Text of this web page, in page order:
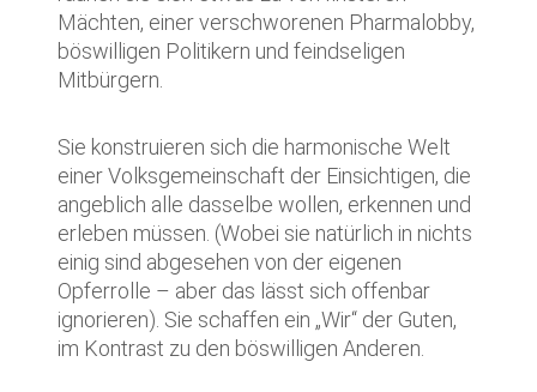
Mächten, einer verschworenen Pharmalobby,
böswilligen Politikern und feindseligen
Mitbürgern.
Sie konstruieren sich die harmonische Welt
einer Volksgemeinschaft der Einsichtigen, die
angeblich alle dasselbe wollen, erkennen und
erleben müssen. (Wobei sie natürlich in nichts
einig sind abgesehen von der eigenen
Opferrolle – aber das lässt sich offenbar
ignorieren). Sie schaffen ein „Wir“ der Guten,
im Kontrast zu den böswilligen Anderen.